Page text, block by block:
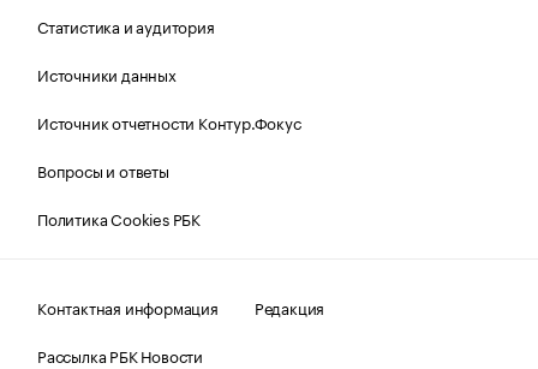
Статистика и аудитория
Источники данных
Источник отчетности Контур.Фокус
Вопросы и ответы
Политика Cookies РБК
Контактная информация
Редакция
Рассылка РБК Новости